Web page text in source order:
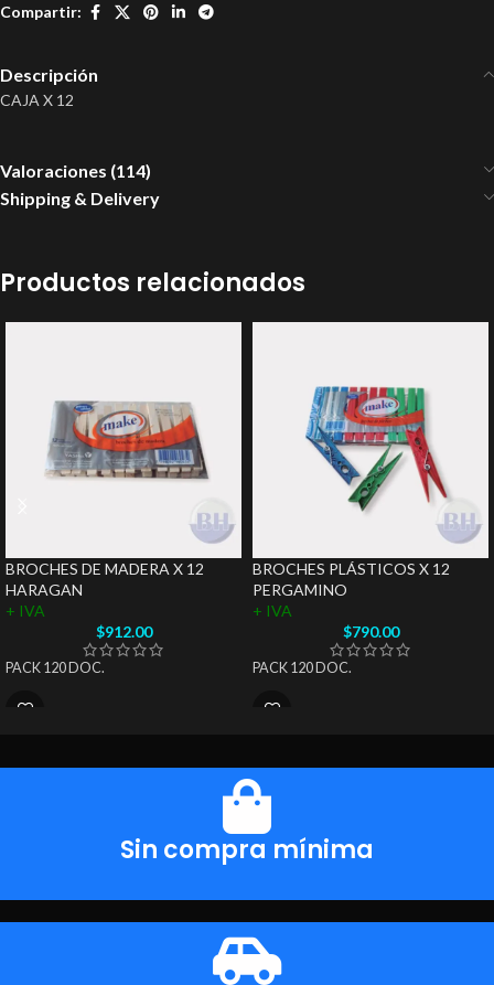
Compartir:
Descripción
CAJA X 12
Valoraciones (114)
Shipping & Delivery
Productos relacionados
BROCHES DE MADERA X 12
HARAGAN
+ IVA
$912.00
PACK 120 DOC.
BROCHES PLÁSTICOS X 12
PERGAMINO
+ IVA
$790.00
PACK 120 DOC.
Sin compra mínima